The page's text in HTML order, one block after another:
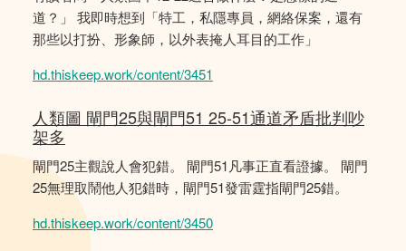
道？」 我即時想到「特工，私隱專員，網絡保案，還有
那些以打扮、形象師，以外表掩人耳目的工作」
hd.thiskeep.work/content/3451
人類圖 閘門25與閘門51 25-51通道矛盾批判吵
架多
閘門25主觀說人會犯錯。 閘門51凡事正直看證據。 閘門
25無理取鬧他人犯錯時，閘門51發雷霆指閘門25錯。
hd.thiskeep.work/content/3450